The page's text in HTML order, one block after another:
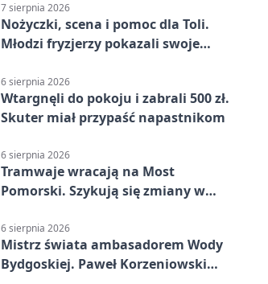
7 sierpnia 2026
Nożyczki, scena i pomoc dla Toli.
Młodzi fryzjerzy pokazali swoje
6 sierpnia 2026
Wtargnęli do pokoju i zabrali 500 zł.
Skuter miał przypaść napastnikom
6 sierpnia 2026
Tramwaje wracają na Most
Pomorski. Szykują się zmiany w
6 sierpnia 2026
Mistrz świata ambasadorem Wody
Bydgoskiej. Paweł Korzeniowski